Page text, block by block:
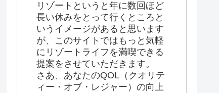
リゾートというと年に数回ほど
長い休みをとって行くところと
いうイメージがあると思います
が、このサイトではもっと気軽
にリゾートライフを満喫できる
提案をさせていただきます。
さあ、あなたのQOL（クオリテ
ィー・オブ・レジャー）の向上